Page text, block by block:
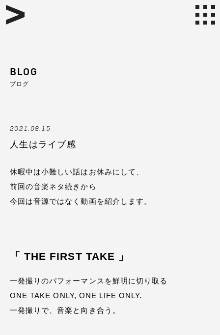
BLOG
ブログ
2021.08.15
人生はライブ感
休暇中は小難しい話はお休みにして、
前回の音楽ネタ続きから
今回は音源ではなく動画を紹介します。
「 THE FIRST TAKE 」
一発撮りのパフォーマンスを鮮明に切り取る
ONE TAKE ONLY, ONE LIFE ONLY.
一発撮りで、音楽と向き合う。